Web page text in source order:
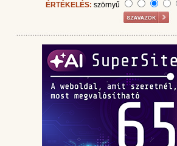
ÉRTÉKELÉS: szörnyű